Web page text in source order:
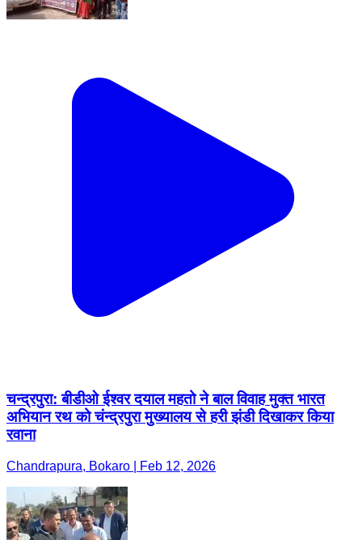
चन्द्रपुरा: बीडीओ ईश्वर दयाल महतो ने बाल विवाह मुक्त भारत
अभियान रथ को चंन्द्रपुरा मुख्यालय से हरी झंडी दिखाकर किया
रवाना
Chandrapura, Bokaro | Feb 12, 2026